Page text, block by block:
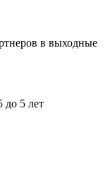
в выходные
до 5 лет